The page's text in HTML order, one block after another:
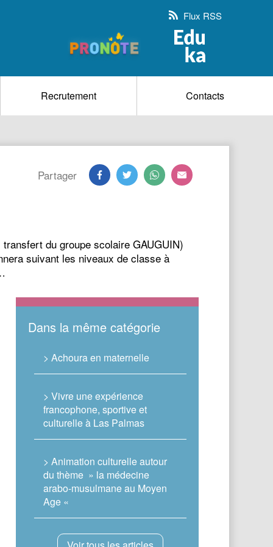
Flux RSS
Recrutement Contacts
Partager
du groupe scolaire GAUGUIN)
suivant les niveaux de classe à
Dans la même catégorie
> Achoura en maternelle
> Vivre une expérience
francophone, sportive et
culturelle à Las Palmas
> Animation culturelle autour
du thème » la médecine
arabo-musulmane au Moyen
Age «